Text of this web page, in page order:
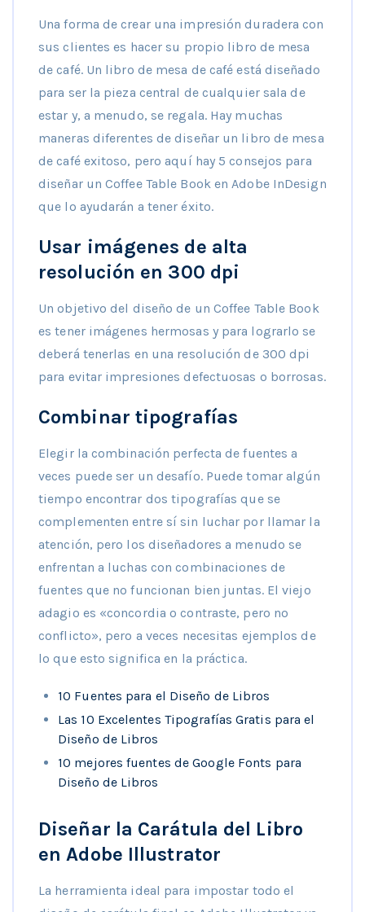
Una forma de crear una impresión duradera con
sus clientes es hacer su propio libro de mesa
de café. Un libro de mesa de café está diseñado
para ser la pieza central de cualquier sala de
estar y, a menudo, se regala. Hay muchas
maneras diferentes de diseñar un libro de mesa
de café exitoso, pero aquí hay 5 consejos para
diseñar un Coffee Table Book en Adobe InDesign
que lo ayudarán a tener éxito.
Usar imágenes de alta
resolución en 300 dpi
Un objetivo del diseño de un Coffee Table Book
es tener imágenes hermosas y para lograrlo se
deberá tenerlas en una resolución de 300 dpi
para evitar impresiones defectuosas o borrosas.
Combinar tipografías
Elegir la combinación perfecta de fuentes a
veces puede ser un desafío. Puede tomar algún
tiempo encontrar dos tipografías que se
complementen entre sí sin luchar por llamar la
atención, pero los diseñadores a menudo se
enfrentan a luchas con combinaciones de
fuentes que no funcionan bien juntas. El viejo
adagio es «concordia o contraste, pero no
conflicto», pero a veces necesitas ejemplos de
lo que esto significa en la práctica.
10 Fuentes para el Diseño de Libros
Las 10 Excelentes Tipografías Gratis para el
Diseño de Libros
10 mejores fuentes de Google Fonts para
Diseño de Libros
Diseñar la Carátula del Libro
en Adobe Illustrator
La herramienta ideal para impostar todo el